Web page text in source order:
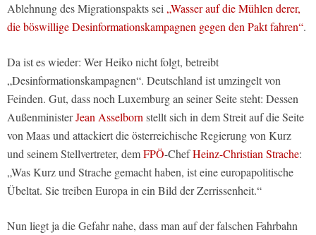
Ablehnung des Migrationspakts sei „Wasser auf die Mühlen derer,
die böswillige Desinformationskampagnen gegen den Pakt fahren“.
Da ist es wieder: Wer Heiko nicht folgt, betreibt
„Desinformationskampagnen“. Deutschland ist umzingelt von
Feinden. Gut, dass noch Luxemburg an seiner Seite steht: Dessen
AußenministerJean Asselborn stellt sich in dem Streit auf die Seite
von Maas und attackiert die österreichische Regierung von Kurz
und seinem Stellvertreter, demFPÖ-ChefHeinz-Christian Strache:
„Was Kurz und Strache gemacht haben, ist eine europapolitische
Übeltat. Sie treiben Europa in ein Bild der Zerrissenheit.“
Nun liegt ja die Gefahr nahe, dass man auf der falschen Fahrbahn